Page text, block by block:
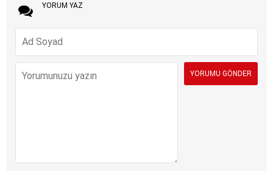
YORUM YAZ